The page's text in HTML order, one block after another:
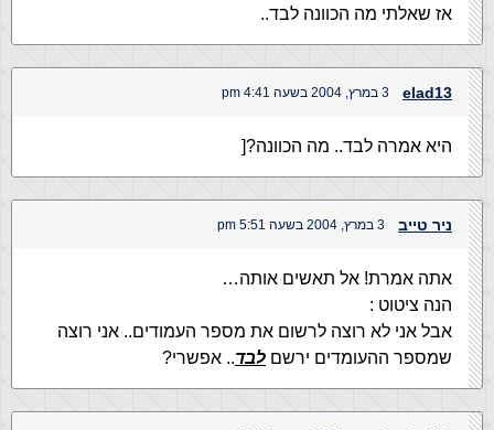
אז שאלתי מה הכוונה לבד..
elad13 3 במרץ, 2004 בשעה 4:41 pm
היא אמרה לבד.. מה הכוונה?[
ניר טייב 3 במרץ, 2004 בשעה 5:51 pm
אתה אמרת! אל תאשים אותה…
הנה ציטוט :
אבל אני לא רוצה לרשום את מספר העמודים.. אני רוצה
שמספר ההעומדים ירשם לבד.. אפשרי?